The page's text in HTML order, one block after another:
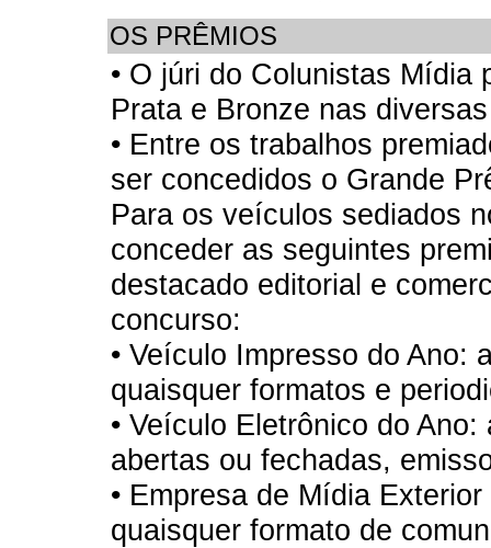
OS PRÊMIOS
• O júri do Colunistas Mídia
Prata e Bronze nas
• Entre os trabalhos
ser concedidos o Grande
Para os veículos sediados
conceder as seguintes
destacado editorial e
concurso:
• Veículo Impresso do Ano:
quaisquer formatos e
• Veículo Eletrônico do
abertas ou fechadas,
• Empresa de Mídia
quaisquer formato de